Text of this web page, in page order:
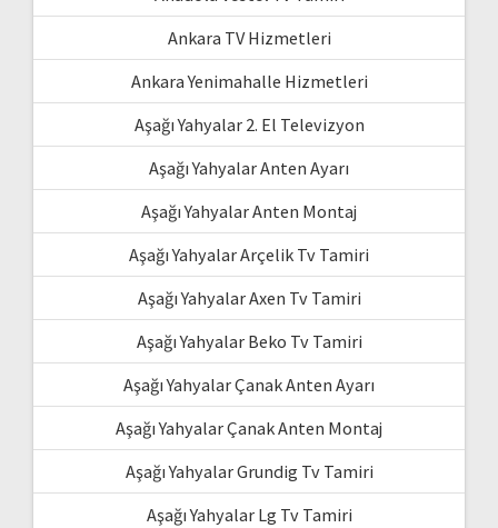
Ankara TV Hizmetleri
Ankara Yenimahalle Hizmetleri
Aşağı Yahyalar 2. El Televizyon
Aşağı Yahyalar Anten Ayarı
Aşağı Yahyalar Anten Montaj
Aşağı Yahyalar Arçelik Tv Tamiri
Aşağı Yahyalar Axen Tv Tamiri
Aşağı Yahyalar Beko Tv Tamiri
Aşağı Yahyalar Çanak Anten Ayarı
Aşağı Yahyalar Çanak Anten Montaj
Aşağı Yahyalar Grundig Tv Tamiri
Aşağı Yahyalar Lg Tv Tamiri